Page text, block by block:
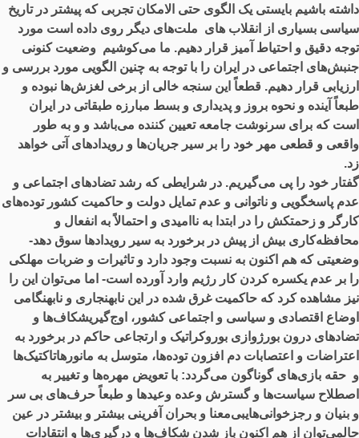
داشته باشیم بایستی یک الگوی حتی الامکان تجربی که پیشتر در تاریخ
سیاسی بسیاری از انقلاب های ملت‌های دیگر روی داده است مورد
توجه دقیق و احتیاط آمیز قرار دهیم. ما می‌کوشیم وضعیت کنونی
جنبش‌های اجتماعی در ایران را با توجه به چنین الگویی مورد بررسی و
ارزیابی قرار دهیم. قطعاً این سنجه خالی از برخی لغزش‌ها نبوده و
طبعاً آینده و نحوه بروز و پدیداری و بسط مبارزه طبقاتی در ایران
است که برای سرنوشت جامعه تعیین کننده می‌باشد و و به طور
واقعی و قطعی مهر خود را بر سیر جریان‌ها و رویدادهای آتی خواهد
زد.
گفتار خود را پی می‌گیریم. در شرایطی که رشد تضادهای اجتماعی و
عدم پاسخگویی و ناتوانی و عدم تمایل دولت و حاکمیت کشور توده‌های
کارگر و زحمتکش را در ابتدا به ناامیدی و احتمالاً به انفعال و
محافظه‌کاری بیش از پیش در برخورد به سیر رویدادها سوق دهد-
وضعیتی که هم اکنون به نسبت وجود دارد و تاثیرات و ضربات مهلکی
را بر عدم یکسره کردن کار رژیم وارد آورده است- اما می‌توان این را
نیز مشاهده کرد که حاکمیت غرق شده در این نابهنجاری و نابهنگامی
اوضاع اقتصادی و سیاسی و اجتماعی کشور، اوج‌گیریشکاف‌ها و
تضادهای درون بورژوازی بوروکراتیک و ارتجاعی حاکم در برخورد به
اعتراضات و اعتصابات دم افزون توده‌ها، متوسل به مانورهاتاکتیک‌ها
و حقه بازی‌های گوناگون می‌گردد: با تعویض مهره‌ها و تغییر به
اصطلاح سیاست‌ها و گسترش وعده وعیدها و طبعاً حرف‌های بی سر
و بنیان و رجزخوانی‌هایبی‌معنا و بحران آفرینی بیشتر و بیشتر در عین
حالمی‌توان از هم اکنون باز شدن شکاف‌ها و درگیری‌ها و انتقادات